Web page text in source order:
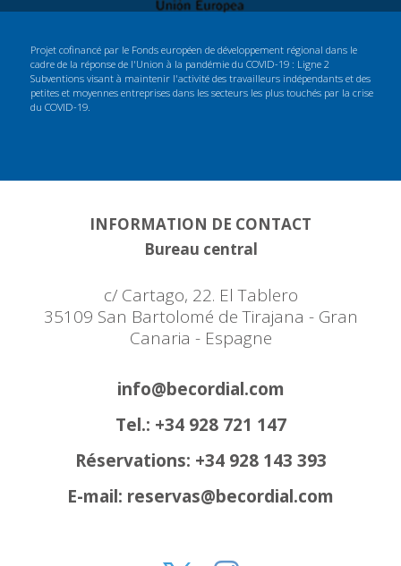
Projet cofinancé par le Fonds européen de développement régional dans le
cadre de la réponse de l'Union à la pandémie du COVID-19 : Ligne 2
Subventions visant à maintenir l'activité des travailleurs indépendants et des
petites et moyennes entreprises dans les secteurs les plus touchés par la crise
du COVID-19.
INFORMATION DE CONTACT
Bureau central
c/ Cartago, 22. El Tablero
35109 San Bartolomé de Tirajana - Gran
Canaria - Espagne
info@becordial.com
Tel.: +34 928 721 147
Réservations: +34 928 143 393
E-mail: reservas@becordial.com